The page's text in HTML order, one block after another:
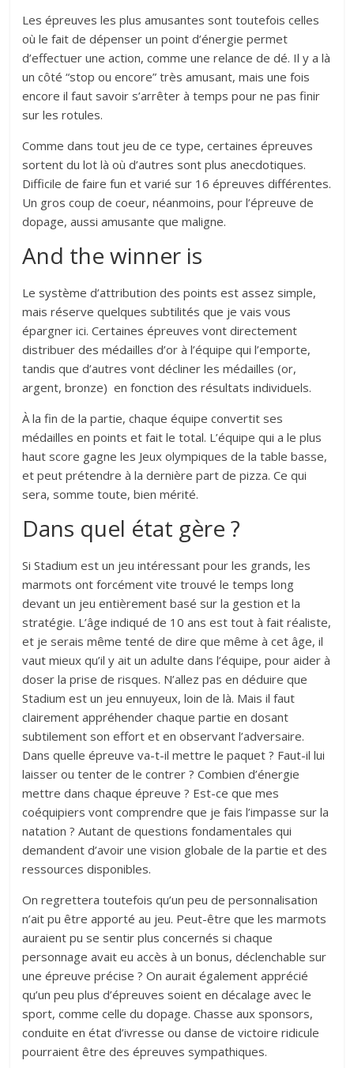
Les épreuves les plus amusantes sont toutefois celles
où le fait de dépenser un point d’énergie permet
d’effectuer une action, comme une relance de dé. Il y a là
un côté “stop ou encore” très amusant, mais une fois
encore il faut savoir s’arrêter à temps pour ne pas finir
sur les rotules.
Comme dans tout jeu de ce type, certaines épreuves
sortent du lot là où d’autres sont plus anecdotiques.
Difficile de faire fun et varié sur 16 épreuves différentes.
Un gros coup de coeur, néanmoins, pour l’épreuve de
dopage, aussi amusante que maligne.
And the winner is
Le système d’attribution des points est assez simple,
mais réserve quelques subtilités que je vais vous
épargner ici. Certaines épreuves vont directement
distribuer des médailles d’or à l’équipe qui l’emporte,
tandis que d’autres vont décliner les médailles (or,
argent, bronze) en fonction des résultats individuels.
À la fin de la partie, chaque équipe convertit ses
médailles en points et fait le total. L’équipe qui a le plus
haut score gagne les Jeux olympiques de la table basse,
et peut prétendre à la dernière part de pizza. Ce qui
sera, somme toute, bien mérité.
Dans quel état gère ?
Si Stadium est un jeu intéressant pour les grands, les
marmots ont forcément vite trouvé le temps long
devant un jeu entièrement basé sur la gestion et la
stratégie. L’âge indiqué de 10 ans est tout à fait réaliste,
et je serais même tenté de dire que même à cet âge, il
vaut mieux qu’il y ait un adulte dans l’équipe, pour aider à
doser la prise de risques. N’allez pas en déduire que
Stadium est un jeu ennuyeux, loin de là. Mais il faut
clairement appréhender chaque partie en dosant
subtilement son effort et en observant l’adversaire.
Dans quelle épreuve va-t-il mettre le paquet ? Faut-il lui
laisser ou tenter de le contrer ? Combien d’énergie
mettre dans chaque épreuve ? Est-ce que mes
coéquipiers vont comprendre que je fais l’impasse sur la
natation ? Autant de questions fondamentales qui
demandent d’avoir une vision globale de la partie et des
ressources disponibles.
On regrettera toutefois qu’un peu de personnalisation
n’ait pu être apporté au jeu. Peut-être que les marmots
auraient pu se sentir plus concernés si chaque
personnage avait eu accès à un bonus, déclenchable sur
une épreuve précise ? On aurait également apprécié
qu’un peu plus d’épreuves soient en décalage avec le
sport, comme celle du dopage. Chasse aux sponsors,
conduite en état d’ivresse ou danse de victoire ridicule
pourraient être des épreuves sympathiques.